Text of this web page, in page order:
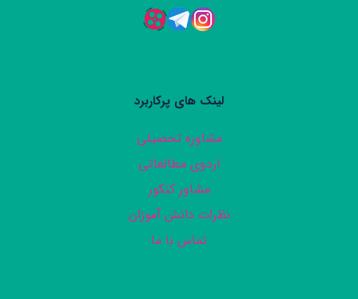
لینک های پرکاربرد
مشاوره تحصیلی
اردوی مطالعاتی
مشاور کنکور
نظرات دانش آموزان
تماس با ما